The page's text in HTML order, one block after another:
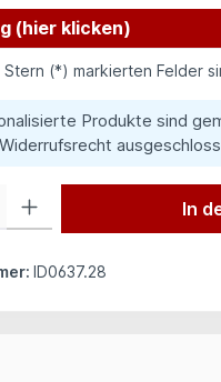
(hier klicken)
Stern (*) markierten Felder
Produkte sind
In
ID0637.28